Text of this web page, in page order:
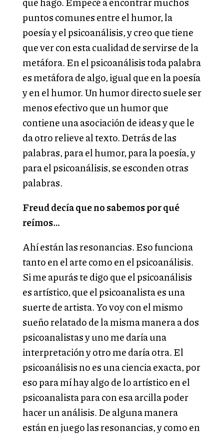
puntos comunes entre el humor, la
poesía y el psicoanálisis, y creo que tiene
que ver con esta cualidad de servirse de la
metáfora. En el psicoanálisis toda palabra
es metáfora de algo, igual que en la poesía
y en el humor. Un humor directo suele ser
menos efectivo que un humor que
contiene una asociación de ideas y que le
da otro relieve al texto. Detrás de las
palabras, para el humor, para la poesía, y
para el psicoanálisis, se esconden otras
palabras.
Freud decía que no sabemos por qué
reímos…
Ahí están las resonancias. Eso funciona
tanto en el arte como en el psicoanálisis.
Si me apurás te digo que el psicoanálisis
es artístico, que el psicoanalista es una
suerte de artista. Yo voy con el mismo
sueño relatado de la misma manera a dos
psicoanalistas y uno me daría una
interpretación y otro me daría otra. El
psicoanálisis no es una ciencia exacta, por
eso para mí hay algo de lo artístico en el
psicoanalista para con esa arcilla poder
hacer un análisis. De alguna manera
están en juego las resonancias, y como en